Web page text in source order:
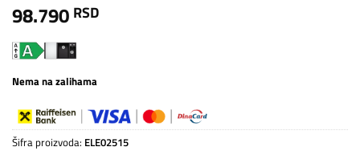
98.790 RSD
Nema na zalihama
Šifra proizvoda: ELE02515